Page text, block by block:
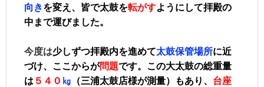
向きを変え、皆で太鼓を転がすようにして拝殿の
中まで運びました。
今度は少しずつ拝殿内を進めて太鼓保管場所に近
づけ、ここからが問題です。この大太鼓の総重量
は ５４０ ㎏ （三浦太鼓店様が測量）もあり、 台座